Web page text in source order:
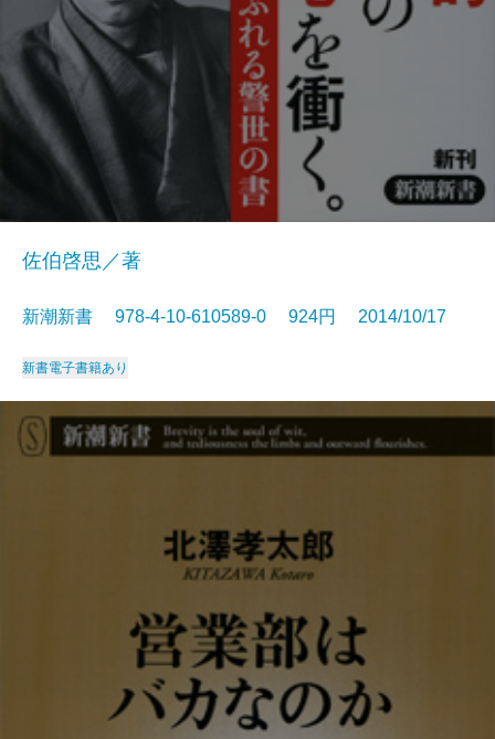
佐伯啓思／著
新潮新書 978-4-10-610589-0 924円 2014/10/17
新書電子書籍あり